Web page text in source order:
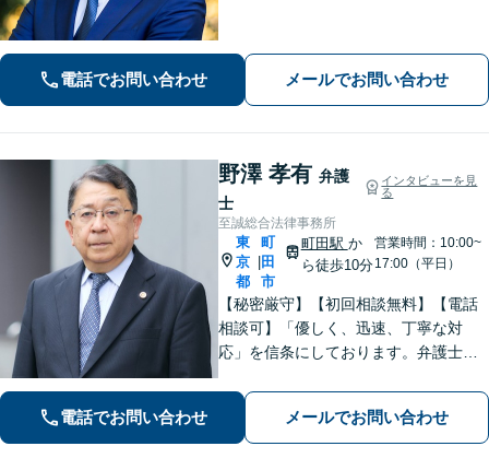
室】【町田駅4分】
電話でお問い合わせ メールでお問い合わせ
野澤 孝有 弁護
士
インタビューを見
る
至誠総合法律事務所
東
京
都
町
田
市
町田駅 か
ら徒歩10分
営業時間：10:00~
17:00（平日）
【秘密厳守】【初回相談無料】【電話
相談可】「優しく、迅速、丁寧な対
応」を信条にしております。弁護士に
少しの勇気を出して、お気軽にご相談
ください。【休日・夜間面談可】
電話でお問い合わせ メールでお問い合わせ